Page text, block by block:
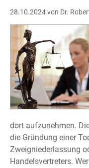
28.10.2024von Dr.
dort aufzunehmen.
die Gründung einer
Zweigniederlassung
Handelsvertreters.